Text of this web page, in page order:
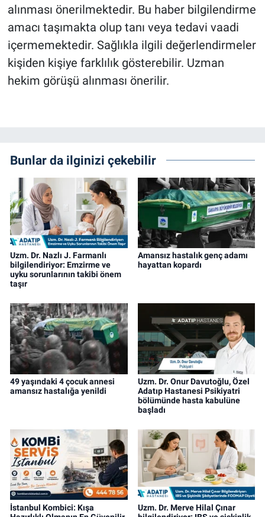
alınması önerilmektedir. Bu haber bilgilendirme
amacı taşımakta olup tanı veya tedavi vaadi
içermemektedir. Sağlıkla ilgili değerlendirmeler
kişiden kişiye farklılık gösterebilir. Uzman
hekim görüşü alınması önerilir.
Bunlar da ilginizi çekebilir
Uzm. Dr. Nazlı J. Farmanlı
bilgilendiriyor: Emzirme ve
uyku sorunlarının takibi önem
taşır
Amansız hastalık genç adamı
hayattan kopardı
49 yaşındaki 4 çocuk annesi
amansız hastalığa yenildi
Uzm. Dr. Onur Davutoğlu, Özel
Adatıp Hastanesi Psikiyatri
bölümünde hasta kabulüne
başladı
İstanbul Kombici: Kışa
Uzm. Dr. Merve Hilal Çınar